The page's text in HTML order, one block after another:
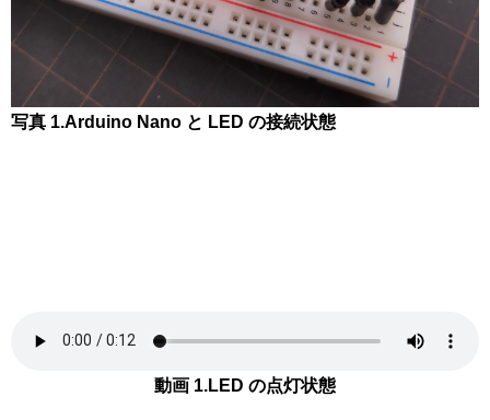
写真 1.Arduino Nano と LED の接続状態
動画 1.LED の点灯状態